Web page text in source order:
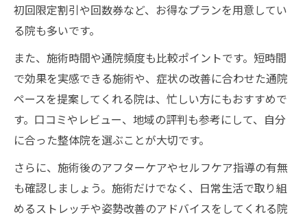
初回限定割引や回数券など、お得なプランを用意してい
る院も多いです。
また、施術時間や通院頻度も比較ポイントです。短時間
で効果を実感できる施術や、症状の改善に合わせた通院
ペースを提案してくれる院は、忙しい方にもおすすめで
す。口コミやレビュー、地域の評判も参考にして、自分
に合った整体院を選ぶことが大切です。
さらに、施術後のアフターケアやセルフケア指導の有無
も確認しましょう。施術だけでなく、日常生活で取り組
めるストレッチや姿勢改善のアドバイスをしてくれる院